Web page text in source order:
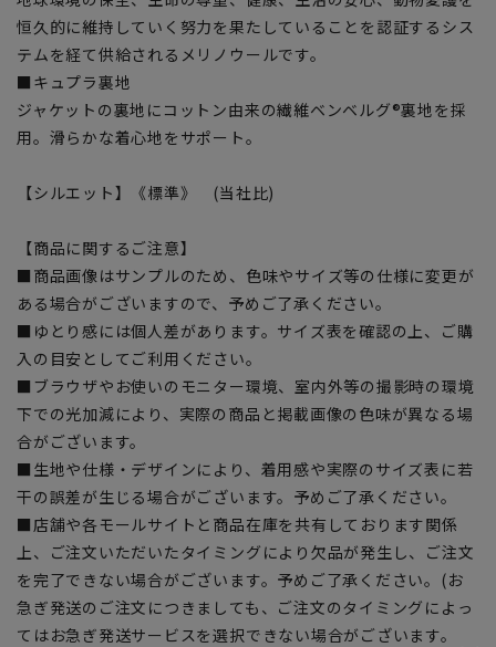
恒久的に維持していく努力を果たしていることを認証するシス
テムを経て供給されるメリノウールです。
■キュプラ裏地
ジャケットの裏地にコットン由来の繊維ベンベルグ®裏地を採
用。滑らかな着心地をサポート。
【シルエット】《標準》 (当社比)
【商品に関するご注意】
■商品画像はサンプルのため、色味やサイズ等の仕様に変更が
ある場合がございますので、予めご了承ください。
■ゆとり感には個人差があります。サイズ表を確認の上、ご購
入の目安としてご利用ください。
■ブラウザやお使いのモニター環境、室内外等の撮影時の環境
下での光加減により、実際の商品と掲載画像の色味が異なる場
合がございます。
■生地や仕様・デザインにより、着用感や実際のサイズ表に若
干の誤差が生じる場合がございます。予めご了承ください。
■店舗や各モールサイトと商品在庫を共有しております関係
上、ご注文いただいたタイミングにより欠品が発生し、ご注文
を完了できない場合がございます。予めご了承ください。(お
急ぎ発送のご注文につきましても、ご注文のタイミングによっ
てはお急ぎ発送サービスを選択できない場合がございます。